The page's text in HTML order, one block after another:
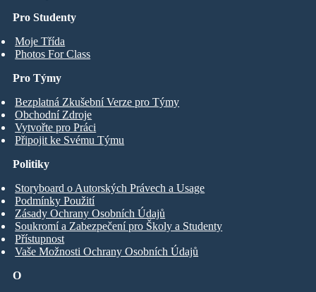
Pro Studenty
Moje Třída
Photos For Class
Pro Týmy
Bezplatná Zkušební Verze pro Týmy
Obchodní Zdroje
Vytvořte pro Práci
Připojit ke Svému Týmu
O
Politiky
Storyboard o Autorských Právech a Usage
Podmínky Použití
Zásady Ochrany Osobních Údajů
Soukromí a Zabezpečení pro Školy a Studenty
Přístupnost
Vaše Možnosti Ochrany Osobních Údajů